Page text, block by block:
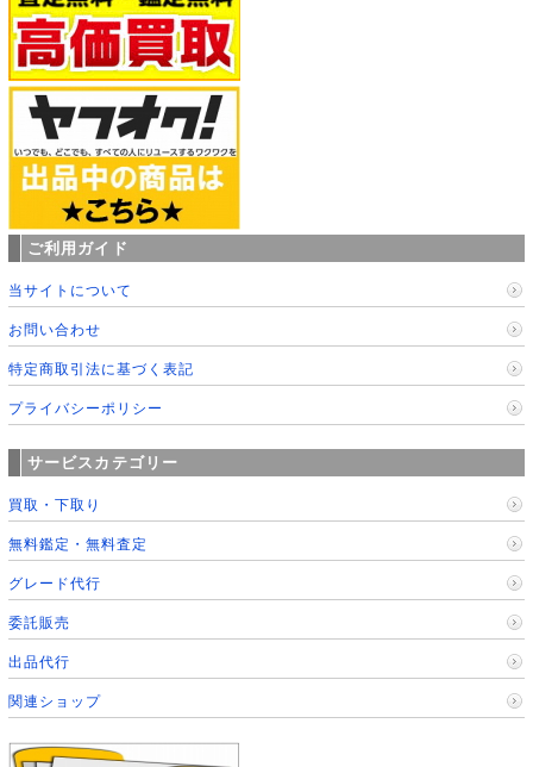
ご利用ガイド
当サイトについて
お問い合わせ
特定商取引法に基づく表記
プライバシーポリシー
サービスカテゴリー
買取・下取り
無料鑑定・無料査定
グレード代行
委託販売
出品代行
関連ショップ